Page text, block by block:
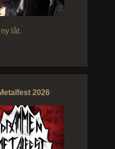
låt.
2026